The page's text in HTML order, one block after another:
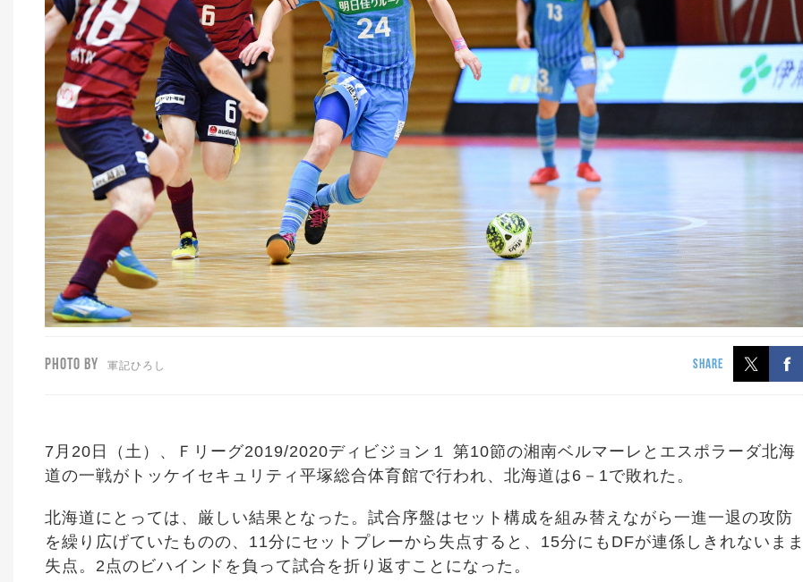
PHOTO BY 軍記ひろし SHARE
7月20日（土）、Ｆリーグ2019/2020ディビジョン１ 第10節の湘南ベルマーレとエスポラーダ北海
道の一戦がトッケイセキュリティ平塚総合体育館で行われ、北海道は6－1で敗れた。
北海道にとっては、厳しい結果となった。試合序盤はセット構成を組み替えながら一進一退の攻防
を繰り広げていたものの、11分にセットプレーから失点すると、15分にもDFが連係しきれないまま
失点。2点のビハインドを負って試合を折り返すことになった。